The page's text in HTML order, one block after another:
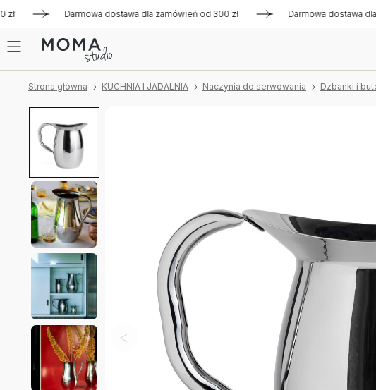
Darmowa dostawa dla zamówień od 300 zł Darmowa dostawa dla
Strona główna KUCHNIA I JADALNIA Naczynia do serwowania Dzbanki i